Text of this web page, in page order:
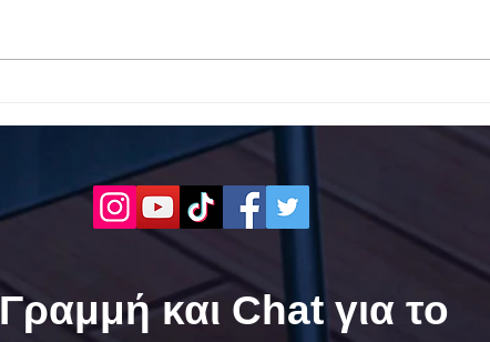
Τώρα. Με σύνθημα "Μίλα
Τώρα" όλα τα σχολεία της
Ελλάδας ενώνουν τις
δυνάμεις τους ενάντια στο
|
Γραμμή και Chat για το